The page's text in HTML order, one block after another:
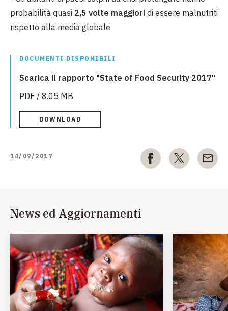
probabilità quasi 2,5 volte maggiori di essere malnutriti
rispetto alla media globale
DOCUMENTI DISPONIBILI
Scarica il rapporto "State of Food Security 2017"
PDF / 8.05 MB
DOWNLOAD
14/09/2017
News ed Aggiornamenti